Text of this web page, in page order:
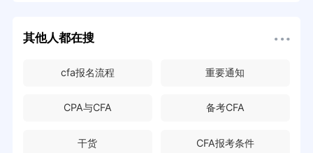
其他人都在搜
cfa报名流程 重要通知
CPA与CFA 备考CFA
干货 CFA报考条件